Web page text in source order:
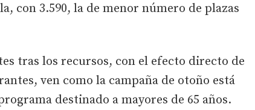
con 3.590, la de menor número de plazas
tras los recursos, con el efecto directo de
ven como la campaña de otoño está
destinado a mayores de 65 años.